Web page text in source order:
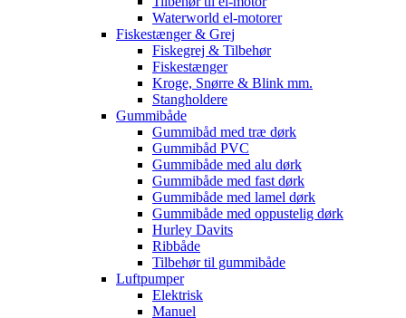
Waterworld el-motorer
Fiskestænger & Grej
Fiskegrej & Tilbehør
Fiskestænger
Kroge, Snørre & Blink mm.
Stangholdere
Gummibåde
Gummibåd med træ dørk
Gummibåd PVC
Gummibåde med alu dørk
Gummibåde med fast dørk
Gummibåde med lamel dørk
Gummibåde med oppustelig dørk
Hurley Davits
Ribbåde
Tilbehør til gummibåde
Luftpumper
Elektrisk
Manuel